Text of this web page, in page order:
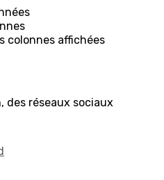
colonnes affichées
des réseaux sociaux